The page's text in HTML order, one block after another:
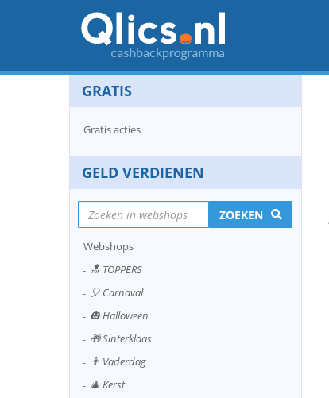
GRATIS
Gratis acties
GELD VERDIENEN
ZOEKEN
Webshops
🔝 TOPPERS
🎈 Carnaval
🎃 Halloween
🎁 Sinterklaas
👨 Vaderdag
🎄 Kerst